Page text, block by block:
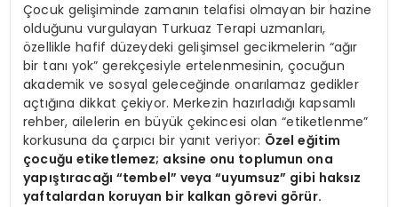
Çocuk gelişiminde zamanın telafisi olmayan bir hazine
olduğunu vurgulayan Turkuaz Terapi uzmanları,
özellikle hafif düzeydeki gelişimsel gecikmelerin “ağır
bir tanı yok” gerekçesiyle ertelenmesinin, çocuğun
akademik ve sosyal geleceğinde onarılamaz gedikler
açtığına dikkat çekiyor. Merkezin hazırladığı kapsamlı
rehber, ailelerin en büyük çekincesi olan “etiketlenme”
korkusuna da çarpıcı bir yanıt veriyor: Özel eğitim
çocuğu etiketlemez; aksine onu toplumun ona
yapıştıracağı “tembel” veya “uyumsuz” gibi haksız
yaftalardan koruyan bir kalkan görevi görür.